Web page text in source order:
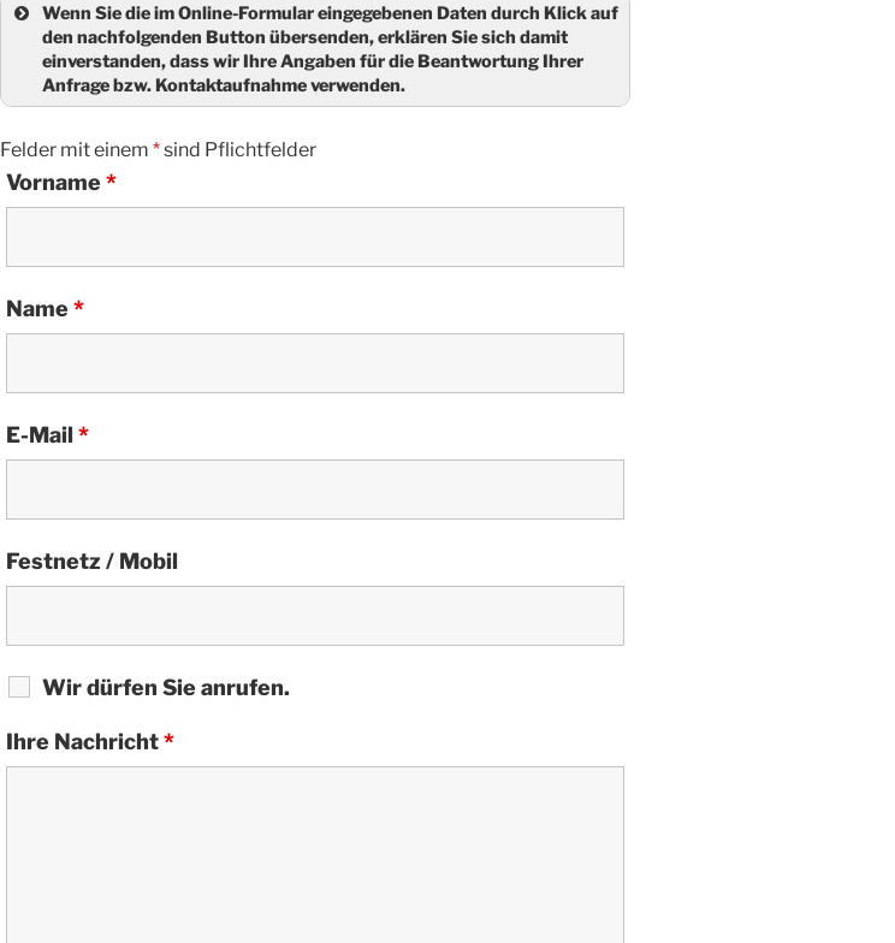
Wenn Sie die im Online-Formular eingegebenen Daten durch Klick auf
den nachfolgenden Button übersenden, erklären Sie sich damit
einverstanden, dass wir Ihre Angaben für die Beantwortung Ihrer
Anfrage bzw. Kontaktaufnahme verwenden.
Felder mit einem *sind Pflichtfelder
Vorname *
Name *
E-Mail *
Festnetz / Mobil
Wir dürfen Sie anrufen.
Ihre Nachricht*